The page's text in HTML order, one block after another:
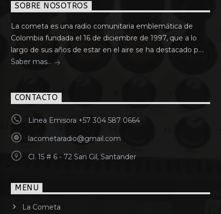
SOBRE NOSOTROS
La cometa es una radio comunitaria emblemática de
Colombia fundada el 16 de diciembre de 1997, que a lo
largo de sus años de estar en el aire se ha destacado p....
Saber mas...
CONTACTO
Línea Emisora +57 304 587 0664
lacometaradio@gmail.com
Cl. 15 # 6 - 72 San Gil, Santander
MENU
La Cometa